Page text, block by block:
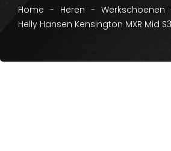
Home - Heren - Werkschoenen
Helly Hansen Kensington MXR Mid